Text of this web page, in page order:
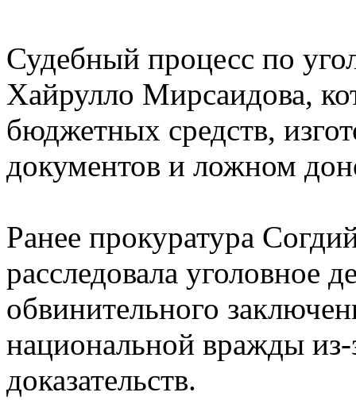
Судебный процесс по
Хайрулло Мирсаидова,
бюджетных средств,
документов и ложном
Ранее прокуратура
расследовала уголовное
обвинительного
национальной вражды
доказательств.